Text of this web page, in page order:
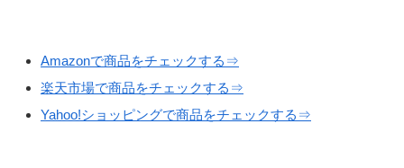
Amazonで商品をチェックする⇒
楽天市場で商品をチェックする⇒
Yahoo!ショッピングで商品をチェックする⇒